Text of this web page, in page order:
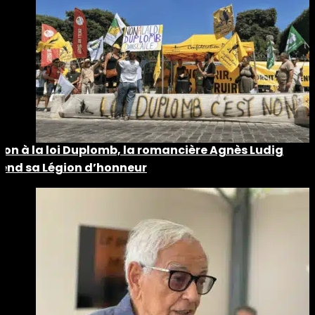
à la loi Duplomb, la romancière Agnès Ludig
sa Légion d’honneur